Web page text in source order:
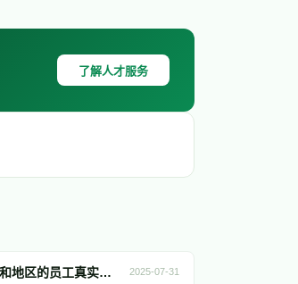
了解人才服务
出海企业必看｜2025《职场人：全球劳动力观点》白皮书限时免费下载：用34个国家和地区的员工真实诉求，破解全球团队管理难题 2025-07-31